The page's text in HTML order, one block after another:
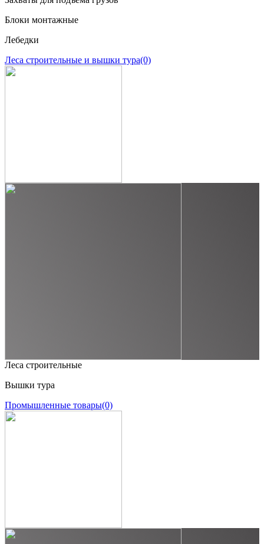
Блоки монтажные
Лебедки
Леса строительные и вышки тура(0)
Леса строительные
Вышки тура
Промышленные товары(0)